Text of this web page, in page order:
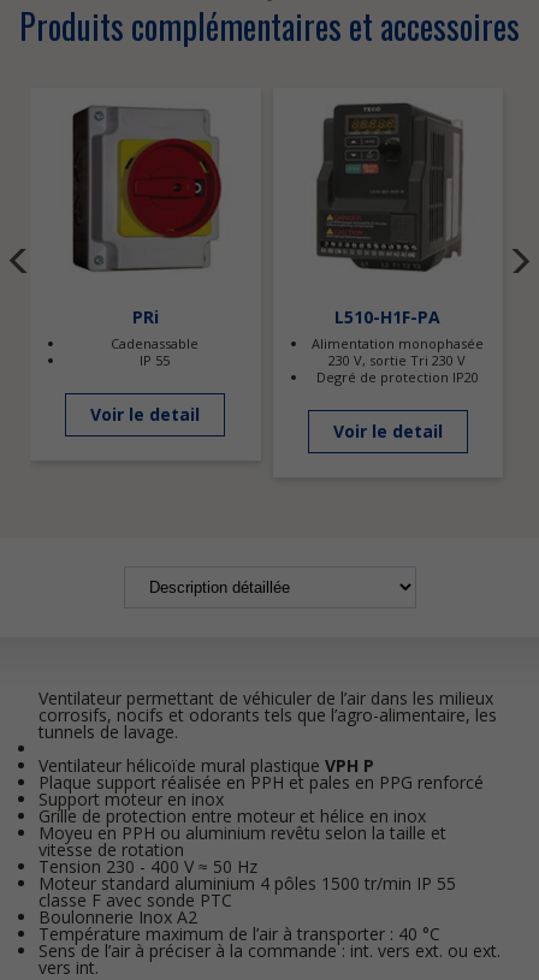
Produits complémentaires et accessoires
PRi
Cadenassable
IP 55
Voir le detail
L510-H1F-PA
Alimentation monophasée
230 V, sortie Tri 230 V
Degré de protection IP20
Voir le detail
Ventilateur permettant de véhiculer de l’air dans les milieux
corrosifs, nocifs et odorants tels que l’agro-alimentaire, les
tunnels de lavage.
Ventilateur hélicoïde mural plastique VPH P
Plaque support réalisée en PPH et pales en PPG renforcé
Support moteur en inox
Grille de protection entre moteur et hélice en inox
Moyeu en PPH ou aluminium revêtu selon la taille et
vitesse de rotation
Tension 230 - 400 V ≈ 50 Hz
Moteur standard aluminium 4 pôles 1500 tr/min IP 55
classe F avec sonde PTC
Boulonnerie Inox A2
Température maximum de l’air à transporter : 40 °C
Sens de l’air à préciser à la commande : int. vers ext. ou ext.
vers int.